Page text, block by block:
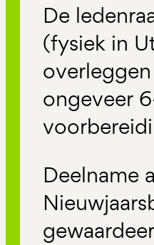
De
(fysiek in
ongeveer
Deelname